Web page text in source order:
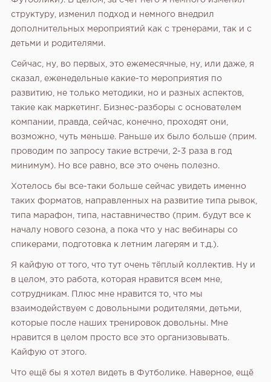
структуру, изменил подход и немного внедрил
дополнительных мероприятий как с тренерами, так и с
детьми и родителями.
Сейчас, ну, во первых, это ежемесячные, ну, или даже, я
сказал, еженедельные какие-то мероприятия по
развитию, не только методики, но и разных аспектов,
такие как маркетинг. Бизнес-разборы с основателем
компании, правда, сейчас, конечно, проходят они,
возможно, чуть меньше. Раньше их было больше (прим.
проводим по запросу такие встречи, 2-3 раза в год
минимум). Но все равно, все это очень полезно.
Хотелось бы все-таки больше сейчас увидеть именно
таких форматов, направленных на развитие типа рывок,
типа марафон, типа, наставничество (прим. будут все к
началу нового сезона, а пока что у нас вебинары со
спикерами, подготовка к летним лагерям и т.д.).
Я кайфую от того, что тут очень тёплый коллектив. Ну и
в целом, это работа, которая нравится всем мне,
сотрудникам. Плюс мне нравится то, что мы
взаимодействуем с довольными родителями, детьми,
которые после наших тренировок довольны. Мне
нравится в целом просто все это организовывать.
Кайфую от этого.
Что ещё бы я хотел видеть в Футболике. Наверное, ещё